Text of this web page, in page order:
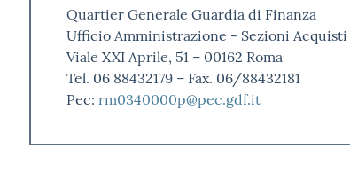
Quartier Generale Guardia di Finanza
Ufficio Amministrazione - Sezioni Acquisti
Viale XXI Aprile, 51 – 00162 Roma
Tel. 06 88432179 – Fax. 06/88432181
Pec: rm0340000p@pec.gdf.it